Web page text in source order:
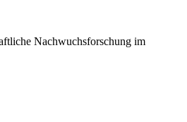
Nachwuchsforschung im